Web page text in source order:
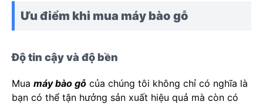
Ưu điểm khi mua máy bào gỗ
Độ tin cậy và độ bền
Mua máy bào gỗ của chúng tôi không chỉ có nghĩa là
bạn có thể tận hưởng sản xuất hiệu quả mà còn có